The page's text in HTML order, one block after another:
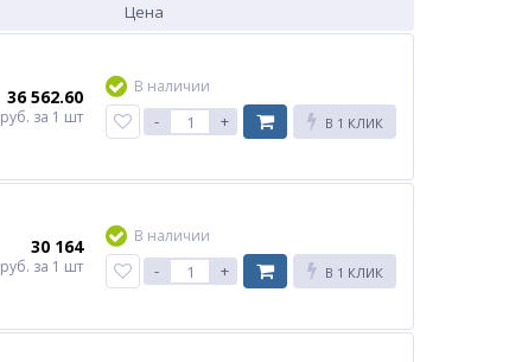
Цена
36 562.60
руб. за 1 шт
В наличии
- + В 1 КЛИК
30 164
руб. за 1 шт
В наличии
- + В 1 КЛИК